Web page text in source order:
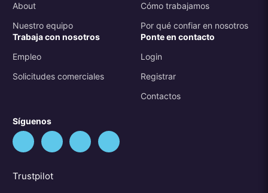
About
Nuestro equipo
Cómo trabajamos
Por qué confiar en nosotros
Trabaja con nosotros
Empleo
Solicitudes comerciales
Ponte en contacto
Login
Registrar
Contactos
Síguenos
Trustpilot